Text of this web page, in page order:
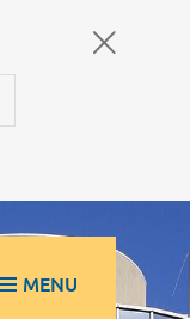
MENU